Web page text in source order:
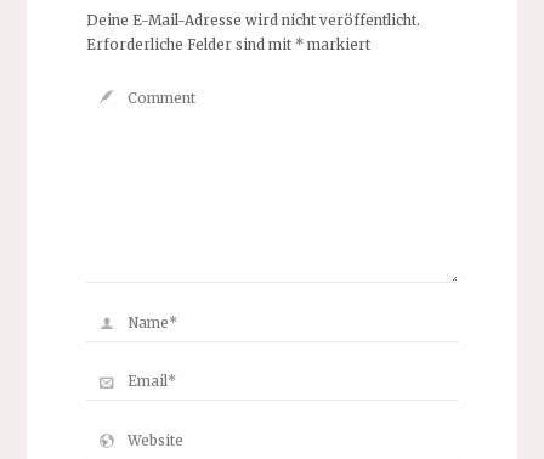
Deine E-Mail-Adresse wird nicht veröffentlicht.
Erforderliche Felder sind mit *markiert